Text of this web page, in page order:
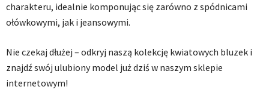
charakteru, idealnie komponując się zarówno z spódnicami
ołówkowymi, jak i jeansowymi.
Nie czekaj dłużej – odkryj naszą kolekcję kwiatowych bluzek i
znajdź swój ulubiony model już dziś w naszym sklepie
internetowym!